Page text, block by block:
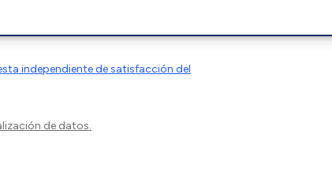
independiente de satisfacción del
de datos.